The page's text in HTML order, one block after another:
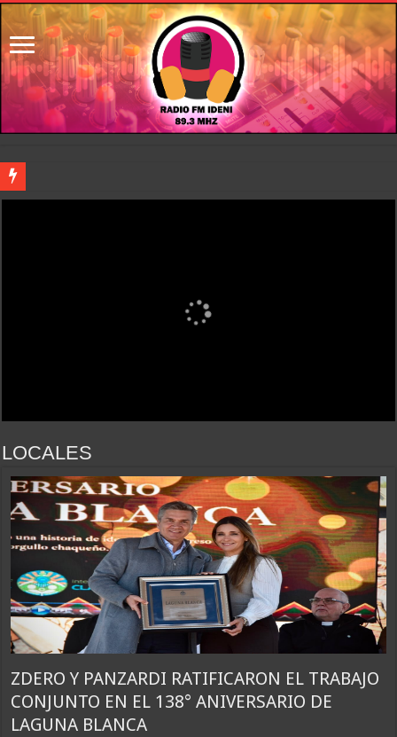
Dolor en Chubut: murió el intendente de Gaiman en medio de una operación
«Yo tenía mi propia droga, creo que me la habían regalado»: qué declaró
LOCALES
ZDERO Y PANZARDI RATIFICARON EL TRABAJO
CONJUNTO EN EL 138° ANIVERSARIO DE
LAGUNA BLANCA